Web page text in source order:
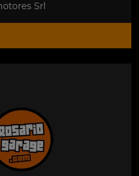
Srl